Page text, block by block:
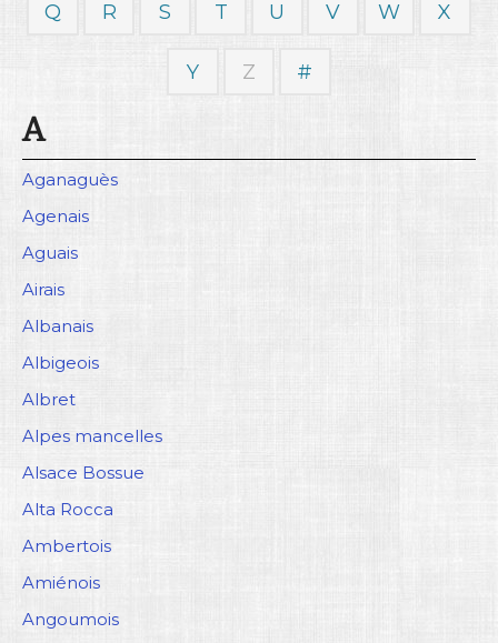
Q R S T U V W X
Y Z #
A
Aganaguès
Agenais
Aguais
Airais
Albanais
Albigeois
Albret
Alpes mancelles
Alsace Bossue
Alta Rocca
Ambertois
Amiénois
Angoumois